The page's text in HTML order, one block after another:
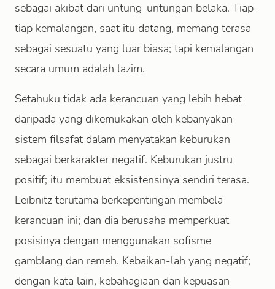
sebagai akibat dari untung-untungan belaka. Tiap-
tiap kemalangan, saat itu datang, memang terasa
sebagai sesuatu yang luar biasa; tapi kemalangan
secara umum adalah lazim.
Setahuku tidak ada kerancuan yang lebih hebat
daripada yang dikemukakan oleh kebanyakan
sistem filsafat dalam menyatakan keburukan
sebagai berkarakter negatif. Keburukan justru
positif; itu membuat eksistensinya sendiri terasa.
Leibnitz terutama berkepentingan membela
kerancuan ini; dan dia berusaha memperkuat
posisinya dengan menggunakan sofisme
gamblang dan remeh. Kebaikan-lah yang negatif;
dengan kata lain, kebahagiaan dan kepuasan